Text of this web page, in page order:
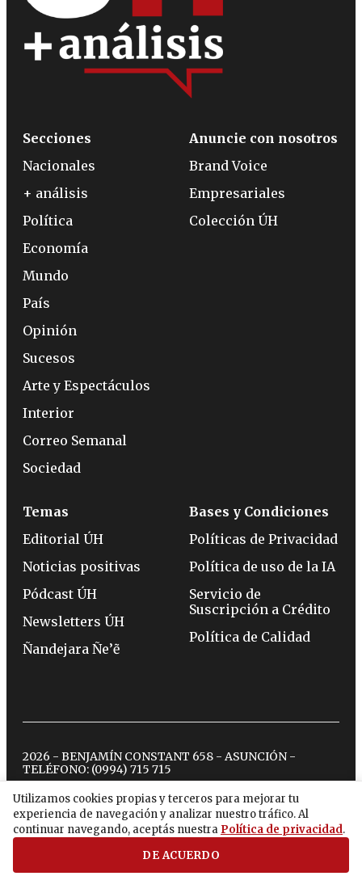
Utilizamos cookies propias y terceros para mejorar tu
experiencia de navegación y analizar nuestro tráfico. Al
continuar navegando, aceptás nuestra Política de privacidad.
DE ACUERDO
Secciones
Nacionales
+ análisis
Política
Economía
Mundo
País
Opinión
Sucesos
Arte y Espectáculos
Interior
Correo Semanal
Sociedad
Anuncie con nosotros
Brand Voice
Empresariales
Colección ÚH
Temas
Editorial ÚH
Noticias positivas
Pódcast ÚH
Newsletters ÚH
Ñandejara Ñe’ẽ
Bases y Condiciones
Políticas de Privacidad
Política de uso de la IA
Servicio de
Suscripción a Crédito
Política de Calidad
2026 - BENJAMÍN CONSTANT 658 - ASUNCIÓN -
TELÉFONO: (0994) 715 715
twitterinstagram
facebook
tiktokyoutubespotify